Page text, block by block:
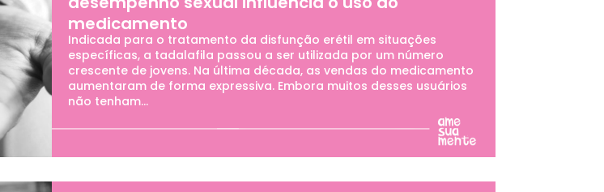
medicamento
Indicada para o tratamento da disfunção erétil em situações
específicas, a tadalafila passou a ser utilizada por um número
crescente de jovens. Na última década, as vendas do medicamento
aumentaram de forma expressiva. Embora muitos desses usuários
não tenham...